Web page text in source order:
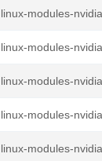
linux-modules-
linux-modules-
linux-modules-
linux-modules-
linux-modules-